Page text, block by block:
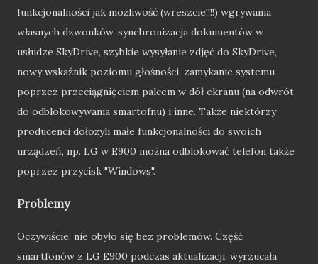
funkcjonalności jak możliwość (wreszcie!!!!) wgrywania
własnych dzwonków, synchronizacja dokumentów w
usłudze SkyDrive, szybkie wysyłanie zdjęć do SkyDrive,
nowy wskaźnik poziomu głośności, zamykanie systemu
poprzez przeciągnięciem palcem w dół ekranu (na odwrót
do odblokowywania smartofnu) i inne. Także niektórzy
producenci dołożyli małe funkcjonalności do swoich
urządzeń, np. LG w E900 można odblokować telefon także
poprzez przycisk "Windows".
Problemy
Oczywiście, nie obyło się bez problemów. Część
smartfonów z LG E900 podczas aktualizacji, wyrzucała